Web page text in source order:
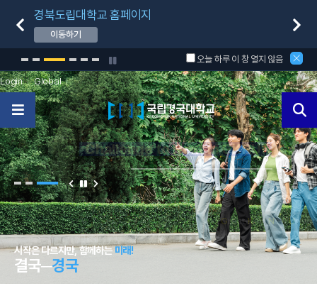
경북도립대학교 홈페이지
이동하기
무
오늘 하루 이 창 열지 않음
Login Global
Challenge to Next in GKNU!
학생의 삶과 미래를 함께 하는 대학
GreatKey,NewUniverse
글로컬경북국립대학 GKNU
세계를 향한 힘찬 도약
글로컬대학30 국립경국대학교
경북거점국립대학 GKNU
지역발전을 선도하는 경북거점국립대
경북 의료 불평등 해소, 국립의대 설립 추진
Challenge to Next in GKNU!
학생의 삶과 미래를 함께 하는 대학
GreatKey,NewUniverse
글로컬경북국립대학 GKNU
세계를 향한 힘찬 도약
글로컬대학30 국립경국대학교
3/3
시작은 다르지만, 함께하는미래!
결국─경국
2026학년도 2학기 타 대학 학점교류 신청 안내(경국대 → 타대학) 2026-07-13